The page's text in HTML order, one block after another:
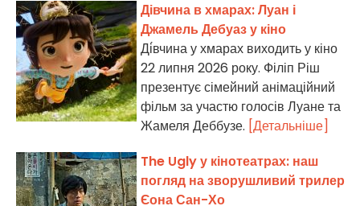
Дівчина в хмарах: Луан і
Джамель Дебуаз у кіно
Ді́вчина у хмарах виходить у кіно
22 липня 2026 року. Філіп Ріш
презентує сімейний анімаційний
фільм за участю голосів Луане та
Жамеля Деббузе. [Детальніше]
The Ugly у кінотеатрах: наш
погляд на зворушливий трилер
Єона Сан-Хо